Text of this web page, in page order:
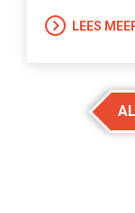
LEES